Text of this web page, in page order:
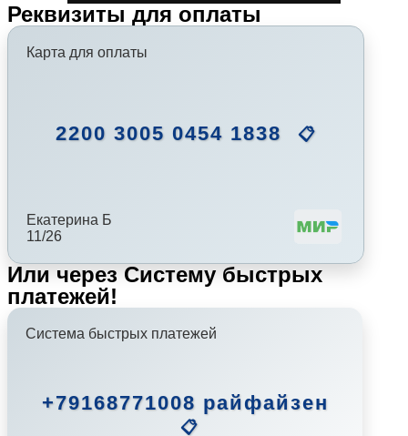
Реквизиты для оплаты
Карта для оплаты
2200 3005 0454 1838 📋
Екатерина Б
11/26
Или через Систему быстрых
платежей!
Система быстрых платежей
+79168771008 райфайзен
📋